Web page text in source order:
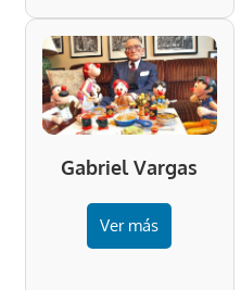
Gabriel Vargas
Ver más